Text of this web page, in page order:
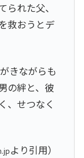
れた父、
救おうとデ
きながらも
の絆と、彼
、せつなく
より引用）